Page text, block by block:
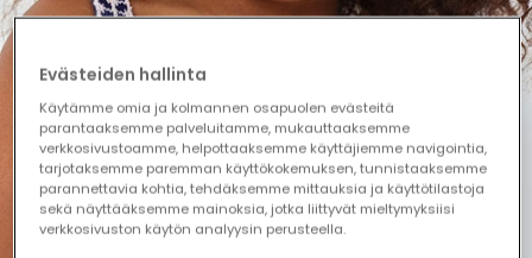
Evästeiden hallinta
Käytämme omia ja kolmannen osapuolen evästeitä
parantaaksemme palveluitamme, mukauttaaksemme
verkkosivustoamme, helpottaaksemme käyttäjiemme navigointia,
tarjotaksemme paremman käyttökokemuksen, tunnistaaksemme
parannettavia kohtia, tehdäksemme mittauksia ja käyttötilastoja
sekä näyttääksemme mainoksia, jotka liittyvät mieltymyksiisi
verkkosivuston käytön analyysin perusteella.